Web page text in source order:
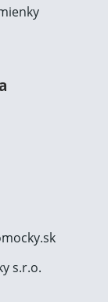
s.r.o.